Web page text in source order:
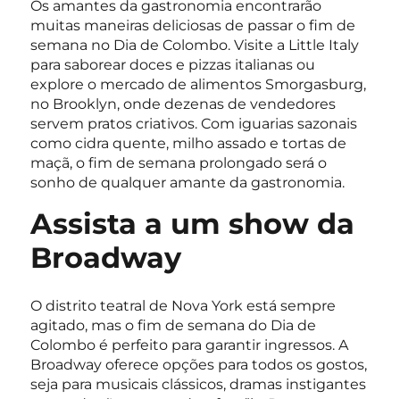
Os amantes da gastronomia encontrarão
muitas maneiras deliciosas de passar o fim de
semana no Dia de Colombo. Visite a Little Italy
para saborear doces e pizzas italianas ou
explore o mercado de alimentos Smorgasburg,
no Brooklyn, onde dezenas de vendedores
servem pratos criativos. Com iguarias sazonais
como cidra quente, milho assado e tortas de
maçã, o fim de semana prolongado será o
sonho de qualquer amante da gastronomia.
Assista a um show da
Broadway
O distrito teatral de Nova York está sempre
agitado, mas o fim de semana do Dia de
Colombo é perfeito para garantir ingressos. A
Broadway oferece opções para todos os gostos,
seja para musicais clássicos, dramas instigantes